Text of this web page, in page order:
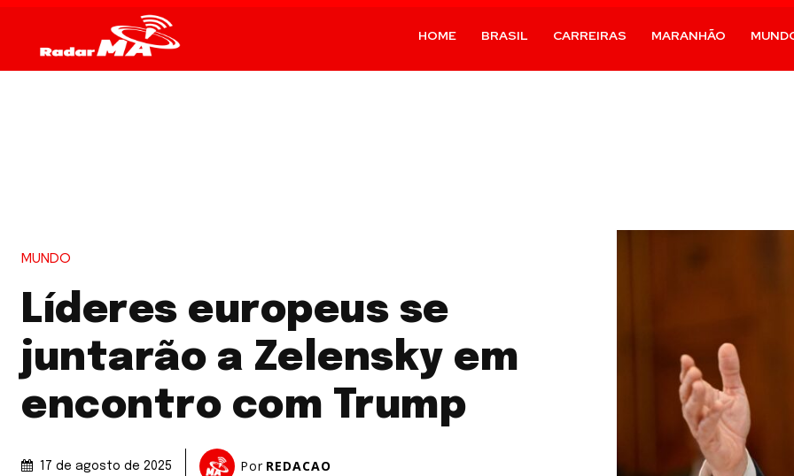
HOME BRASIL CARREIRAS MARANHÃO
MUNDO
Líderes europeus se
juntarão a Zelensky em
encontro com Trump
17 de agosto de 2025 Por REDACAO